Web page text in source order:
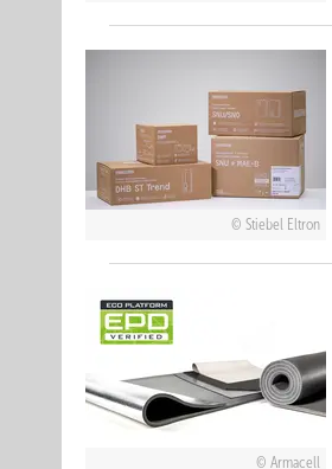
Stiebel Eltron
Armacell